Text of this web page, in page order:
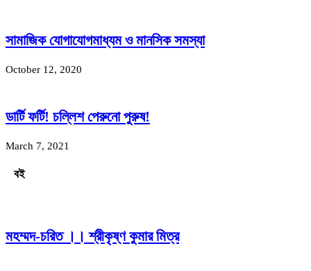
সামাজিক যোগাযোগমাধ্যম ও মানসিক সমস্যা
October 12, 2020
ডার্টি ফর্টি! চল্লিশ পেরুনো পুরুষ!
March 7, 2021
বই
মহম্মদ-চরিত ।। শ্রীকৃষ্ণ কুমার মিত্র